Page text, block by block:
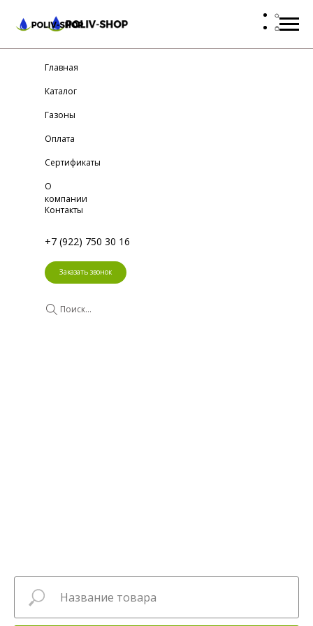
Заказать звонок
+7 (922) 750 30 16
Главная
Каталог
Газоны
Оплата
Сертификаты
О
компании
Контакты
Поиск...